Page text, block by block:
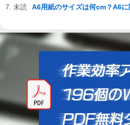
A6用紙のサイズは何cm？A6